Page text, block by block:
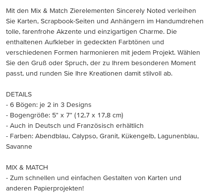
Mit den Mix & Match Zierelementen Sincerely Noted verleihen
Sie Karten, Scrapbook-Seiten und Anhängern im Handumdrehen
tolle, farenfrohe Akzente und einzigartigen Charme. Die
enthaltenen Aufkleber in gedeckten Farbtönen und
verschiedenen Formen harmonieren mit jedem Projekt. Wählen
Sie den Gruß oder Spruch, der zu Ihrem besonderen Moment
passt, und runden Sie Ihre Kreationen damit stilvoll ab.
DETAILS
- 6 Bögen: je 2 in 3 Designs
- Bogengröße: 5" x 7" (12,7 x 17,8 cm)
- Auch in Deutsch und Französisch erhältlich
- Farben: Abendblau, Calypso, Granit, Kükengelb, Lagunenblau,
Savanne
MIX & MATCH
- Zum schnellen und einfachen Gestalten von Karten und
anderen Papierprojekten!